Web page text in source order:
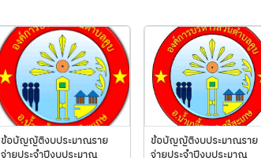
ข้อบัญญัติงบประมาณราย
ข้อบัญญัติงบประมาณราย